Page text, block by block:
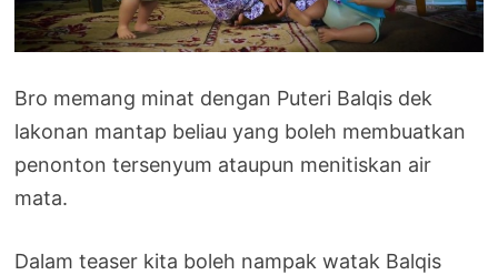
Bro memang minat dengan Puteri Balqis dek
lakonan mantap beliau yang boleh membuatkan
penonton tersenyum ataupun menitiskan air
mata.
Dalam teaser kita boleh nampak watak Balqis